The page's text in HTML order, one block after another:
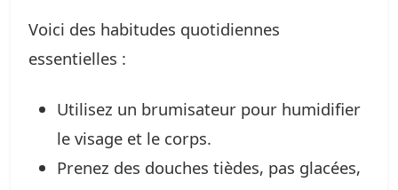
Voici des habitudes quotidiennes
essentielles :
Utilisez un brumisateur pour humidifier
le visage et le corps.
Prenez des douches tièdes, pas glacées,